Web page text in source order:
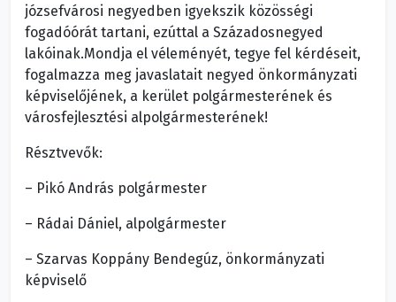
józsefvárosi negyedben igyekszik közösségi
fogadóórát tartani, ezúttal a Századosnegyed
lakóinak.Mondja el véleményét, tegye fel kérdéseit,
fogalmazza meg javaslatait negyed önkormányzati
képviselőjének, a kerület polgármesterének és
városfejlesztési alpolgármesterének!
Résztvevők:
– Pikó András polgármester
– Rádai Dániel, alpolgármester
– Szarvas Koppány Bendegúz, önkormányzati
képviselő